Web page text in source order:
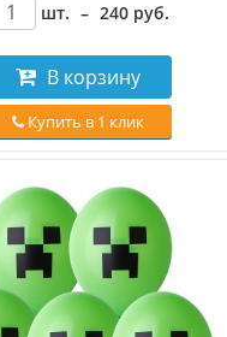
шт. – 240 руб.
В корзину
Купить в 1 клик